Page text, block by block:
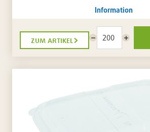
Information
zum artikel
Menge
reduzieren
Menge
erhöhen